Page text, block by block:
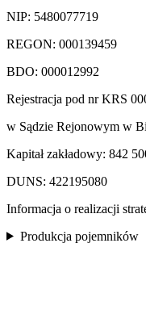
NIP: 5480077719
REGON: 000139459
BDO: 000012992
Rejestracja pod nr KRS
w Sądzie Rejonowym w
Kapitał zakładowy: 842
DUNS: 422195080
Informacja o realizacji
Produkcja pojemników